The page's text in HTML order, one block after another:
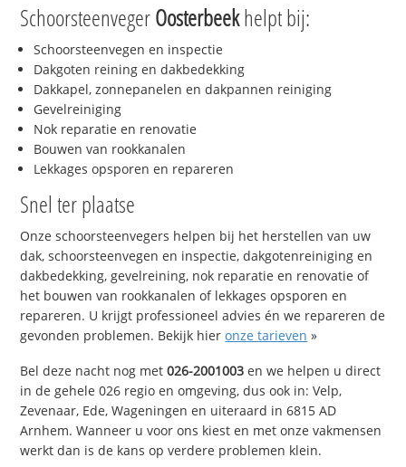
SchoorsteenvegerOosterbeekhelpt bij:
Schoorsteenvegen en inspectie
Dakgoten reining en dakbedekking
Dakkapel, zonnepanelen en dakpannen reiniging
Gevelreiniging
Nok reparatie en renovatie
Bouwen van rookkanalen
Lekkages opsporen en repareren
Snel ter plaatse
Onze schoorsteenvegers helpen bij het herstellen van uw
dak, schoorsteenvegen en inspectie, dakgotenreiniging en
dakbedekking, gevelreining, nok reparatie en renovatie of
het bouwen van rookkanalen of lekkages opsporen en
repareren. U krijgt professioneel advies én we repareren de
gevonden problemen. Bekijk hieronze tarieven »
Bel deze nacht nog met026-2001003 en we helpen u direct
in de gehele 026 regio en omgeving, dus ook in: Velp,
Zevenaar, Ede, Wageningen en uiteraard in 6815 AD
Arnhem. Wanneer u voor ons kiest en met onze vakmensen
werkt dan is de kans op verdere problemen klein.